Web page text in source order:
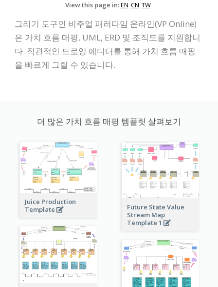
View this page in:EN CN TW
그리기 도구인 비주얼 패러다임 온라인(VP Online)
은 가치 흐름 매핑, UML, ERD 및 조직도를 지원합니
다. 직관적인 드로잉 에디터를 통해 가치 흐름 매핑
을 빠르게 그릴 수 있습니다.
더 많은 가치 흐름 매핑 템플릿 살펴보기
Juice Production
Template
Future State Value
Stream Map
Template 1